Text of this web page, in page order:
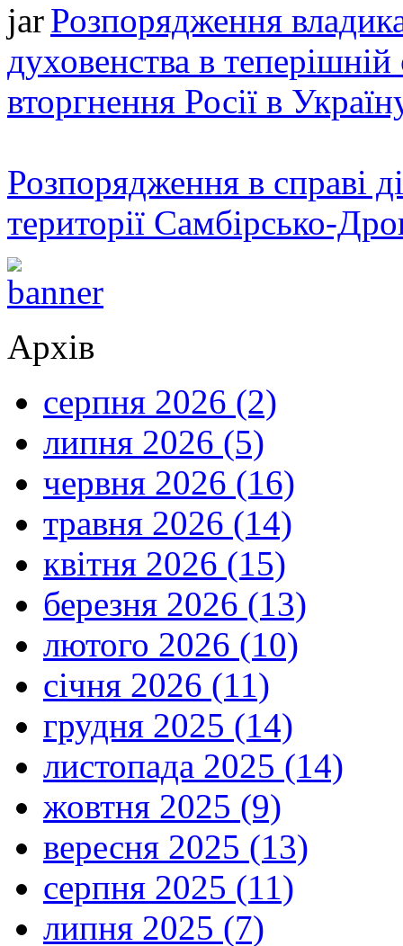
Розпорядження
духовенства в теперішній
вторгнення Росії в
Розпорядження в справі
території Самбірсько-
Архів
серпня 2026 (2)
липня 2026 (5)
червня 2026 (16)
травня 2026 (14)
квітня 2026 (15)
березня 2026 (13)
лютого 2026 (10)
січня 2026 (11)
грудня 2025 (14)
листопада 2025 (14)
жовтня 2025 (9)
вересня 2025 (13)
серпня 2025 (11)
липня 2025 (7)